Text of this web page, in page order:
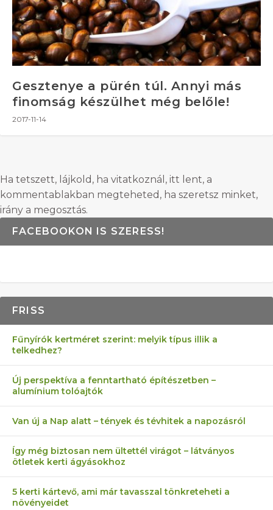
Gesztenye a pürén túl. Annyi más
finomság készülhet még belőle!
2017-11-14
Ha tetszett, lájkold, ha vitatkoznál, itt lent, a
kommentablakban megteheted, ha szeretsz minket,
irány a megosztás.
FACEBOOKON IS SZERESS!
FRISS
Fűnyírók kertméret szerint: melyik típus illik a
telkedhez?
Új perspektíva a fenntartható építészetben –
alumínium tolóajtók
Van új a Nap alatt – tények és tévhitek a napozásról
Így még biztosan nem ültettél virágot – látványos
ötletek kerti ágyásokhoz
5 kerti kártevő, ami már tavasszal tönkreteheti a
növényeidet